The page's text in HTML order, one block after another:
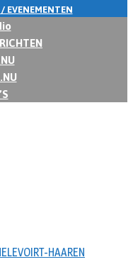
EVENEMENTEN
HAAREN